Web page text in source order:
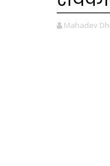
Mahadev